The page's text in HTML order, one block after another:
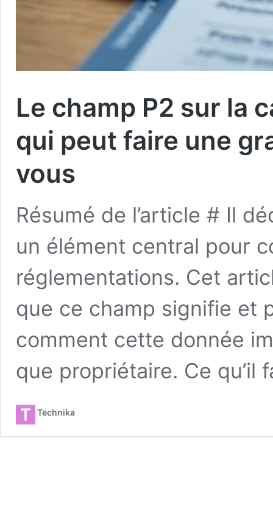
Le champ P2 sur la
qui peut faire une
vous
Résumé de l’article # Il
un élément central pour
réglementations. Cet
que ce champ signifie et
comment cette donnée
que propriétaire. Ce qu’il
Technika